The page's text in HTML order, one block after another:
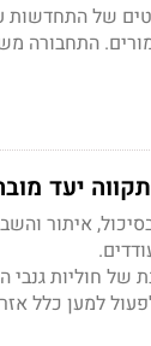
של התחדשות
התחבורה
יעד
איתור
חוליות גנבי
למען כלל